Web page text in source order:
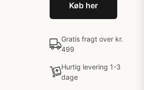
Køb her
Gratis fragt over kr.
499
Hurtig levering 1-3
dage